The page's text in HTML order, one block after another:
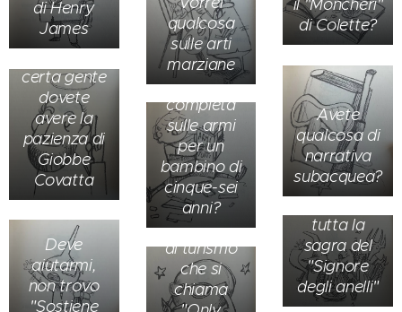
di Henry
James
qualcosa
sulle arti
marziane
il "Moncherì"
di Colette?
Avete
qualcosa di
narrativa
subacquea?
Cliente: Non
c'è dubbio
certa gente
dovete
avere la
pazienza di
Giobbe
Covatta
Avete
un'opera
completa
sulle armi
per un
bambino di
cinque-sei
anni?
Dove
tenetelo
completo
del "Signore
degli
agnelli"?
Vorrei
regalare a
tutta la
sagra del
"Signore
degli anelli"
Deve
aiutarmi,
non trovo
"Sostiene
C'è un libro
di turismo
che si
chiama